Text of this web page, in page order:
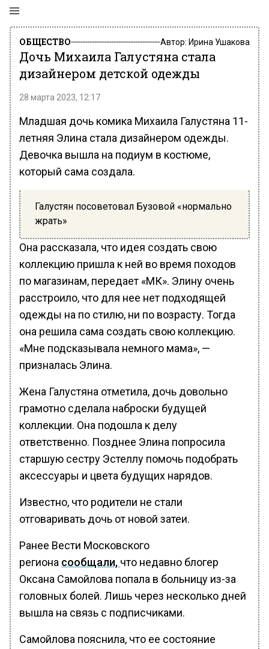
ОБЩЕСТВО Автор: Ирина Ушакова
Дочь Михаила Галустяна стала
дизайнером детской одежды
28 марта 2023, 12:17
Младшая дочь комика Михаила Галустяна 11-
летняя Элина стала дизайнером одежды.
Девочка вышла на подиум в костюме,
который сама создала.
Галустян посоветовал Бузовой «нормально
жрать»
Она рассказала, что идея создать свою
коллекцию пришла к ней во время походов
по магазинам, передает «МК». Элину очень
расстроило, что для нее нет подходящей
одежды на по стилю, ни по возрасту. Тогда
она решила сама создать свою коллекцию.
«Мне подсказывала немного мама», —
призналась Элина.
Жена Галустяна отметила, дочь довольно
грамотно сделала наброски будущей
коллекции. Она подошла к делу
ответственно. Позднее Элина попросила
старшую сестру Эстеллу помочь подобрать
аксессуары и цвета будущих нарядов.
Известно, что родители не стали
отговаривать дочь от новой затеи.
Ранее Вести Московского
региона сообщали, что недавно блогер
Оксана Самойлова попала в больницу из-за
головных болей. Лишь через несколько дней
вышла на связь с подписчиками.
Самойлова пояснила, что ее состояние